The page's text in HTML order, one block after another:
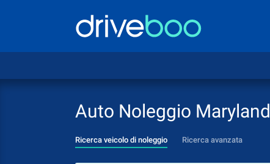
Auto Noleggio Maryland
Ricerca veicolo di noleggio Ricerca avanzata